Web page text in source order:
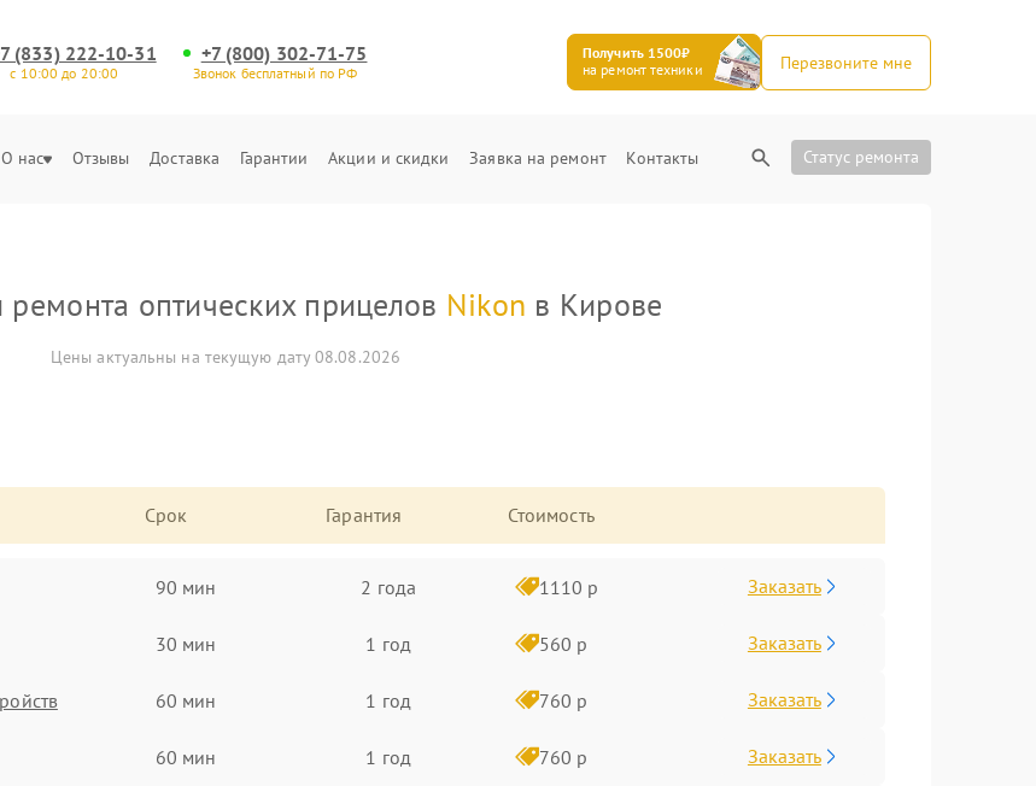
(833) 222-10-31
с 10:00 до 20:00
+7 (800) 302-71-75
Звонок бесплатный по РФ
Получить 1500₽
на ремонт техники
Перезвоните мне
О нас Отзывы Доставка Гарантии Акции и скидки Заявка на ремонт Контакты Статус ремонта
оптических прицелов Nikon в Кирове
Цены актуальны на текущую дату 08.08.2026
Срок Гарантия Стоимость
90 мин 2 года 1110 р Заказать
30 мин 1 год 560 р Заказать
60 мин 1 год 760 р Заказать
60 мин 1 год 760 р Заказать